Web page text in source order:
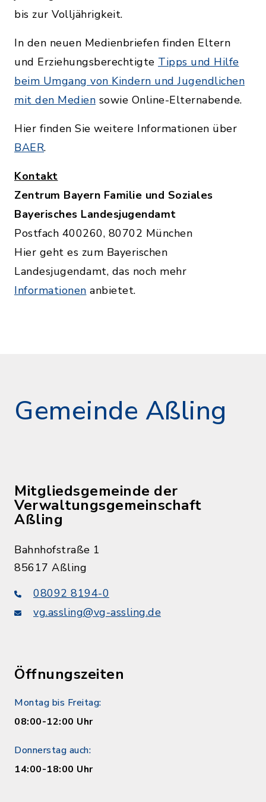
bis zur Volljährigkeit.
In den neuen Medienbriefen finden Eltern
und Erziehungsberechtigte Tipps und Hilfe
beim Umgang von Kindern und Jugendlichen
mit den Medien sowie Online-Elternabende.
Hier finden Sie weitere Informationen über
BAER.
Kontakt
Zentrum Bayern Familie und Soziales
Bayerisches Landesjugendamt
Postfach 400260, 80702 München
Hier geht es zum Bayerischen
Landesjugendamt, das noch mehr
Informationen anbietet.
Gemeinde Aßling
Mitgliedsgemeinde der
Verwaltungsgemeinschaft
Aßling
Bahnhofstraße 1
85617 Aßling
08092 8194-0
vg.assling@vg-assling.de
Öffnungszeiten
Montag bis Freitag:
08:00-12:00 Uhr
Donnerstag auch:
14:00-18:00 Uhr